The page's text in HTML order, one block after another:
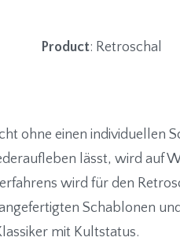
Product: Retroschal
ohne einen individuellen
lässt, wird auf
wird für den
Schablonen
mit Kultstatus.